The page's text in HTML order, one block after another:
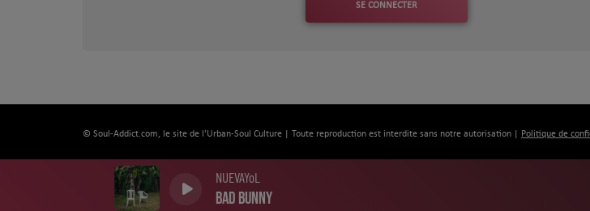
NUEVAYoL
Bad Bunny
SE CONNECTER
© Soul-Addict.com, le site de l'Urban-Soul Culture | Toute reproduction est interdite sans notre autorisation | Politique de